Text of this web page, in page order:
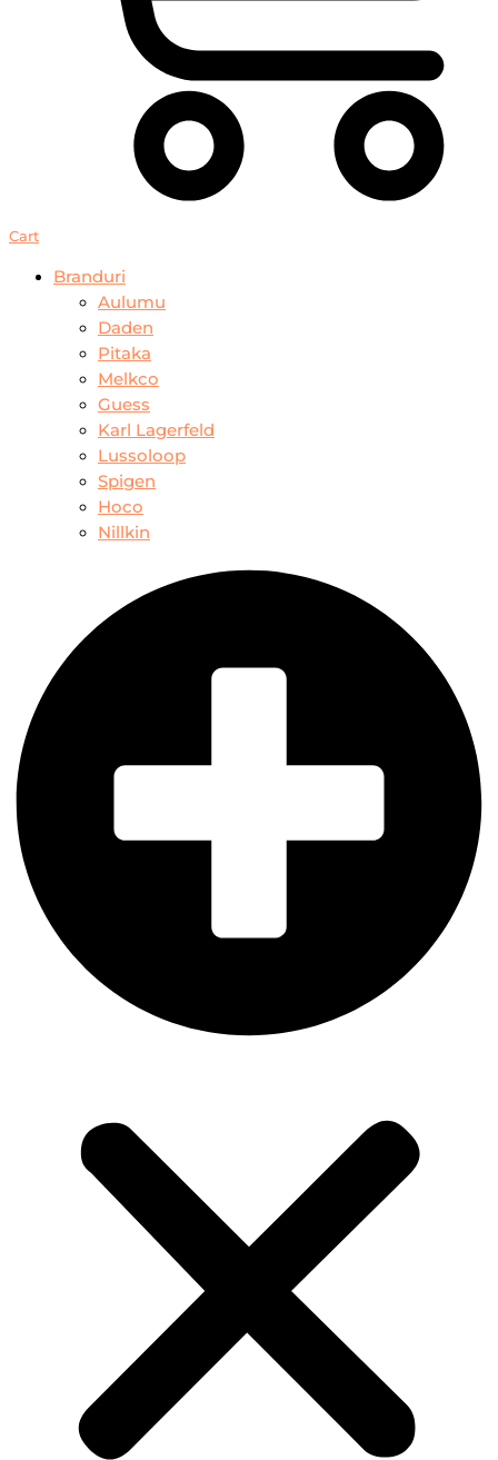
Cart
Branduri
Aulumu
Daden
Pitaka
Melkco
Guess
Karl Lagerfeld
Lussoloop
Spigen
Hoco
Nillkin